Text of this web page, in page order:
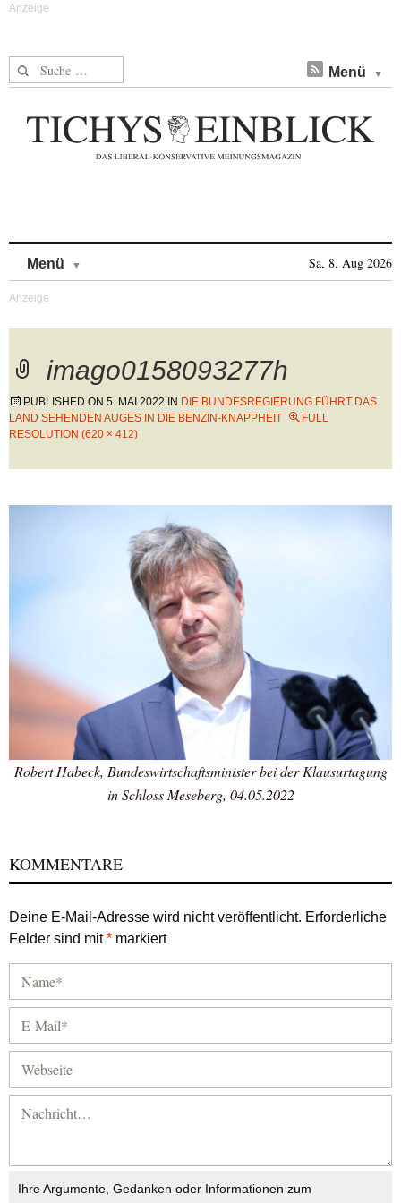
Suche nach: Menü
Menü Sa, 8. Aug 2026
imago0158093277h
PUBLISHED ON 5. MAI 2022 IN DIE BUNDESREGIERUNG FÜHRT DAS
LAND SEHENDEN AUGES IN DIE BENZIN-KNAPPHEIT
FULL
RESOLUTION (620 × 412)
Robert Habeck, Bundeswirtschaftsminister bei der Klausurtagung
in Schloss Meseberg, 04.05.2022
KOMMENTARE
Deine E-Mail-Adresse wird nicht veröffentlicht. Erforderliche
Felder sind mit* markiert
Ihre Argumente, Gedanken oder Informationen zum